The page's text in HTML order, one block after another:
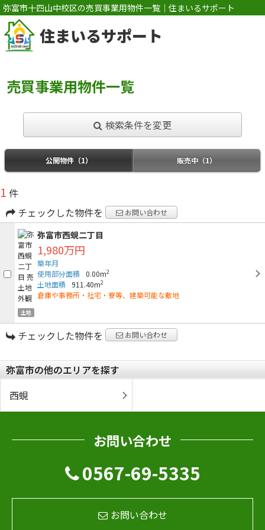
弥富市十四山中校区の売買事業用物件一覧｜住まいるサポート
住まいるサポート
売買事業用物件一覧
検索条件を変更
公開物件（1） 販売中（1）
1 件
チェックした物件を
お問い合わせ
土地
弥富市西蜆二丁目
1,980万円
築年月
使用部分面積
0.00m2
土地面積 911.40m2
倉庫や事務所・社宅・寮等、建築可能な敷地
チェックした物件を お問い合わせ
弥富市の他のエリアを探す
西蜆
お問い合わせ
0567-69-5335
お問い合わせ